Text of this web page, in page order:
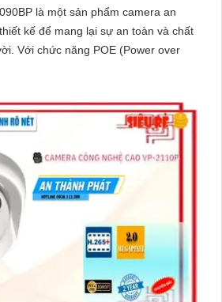
là một sản phẩm camera an
kế để mang lại sự an toàn và chất
over